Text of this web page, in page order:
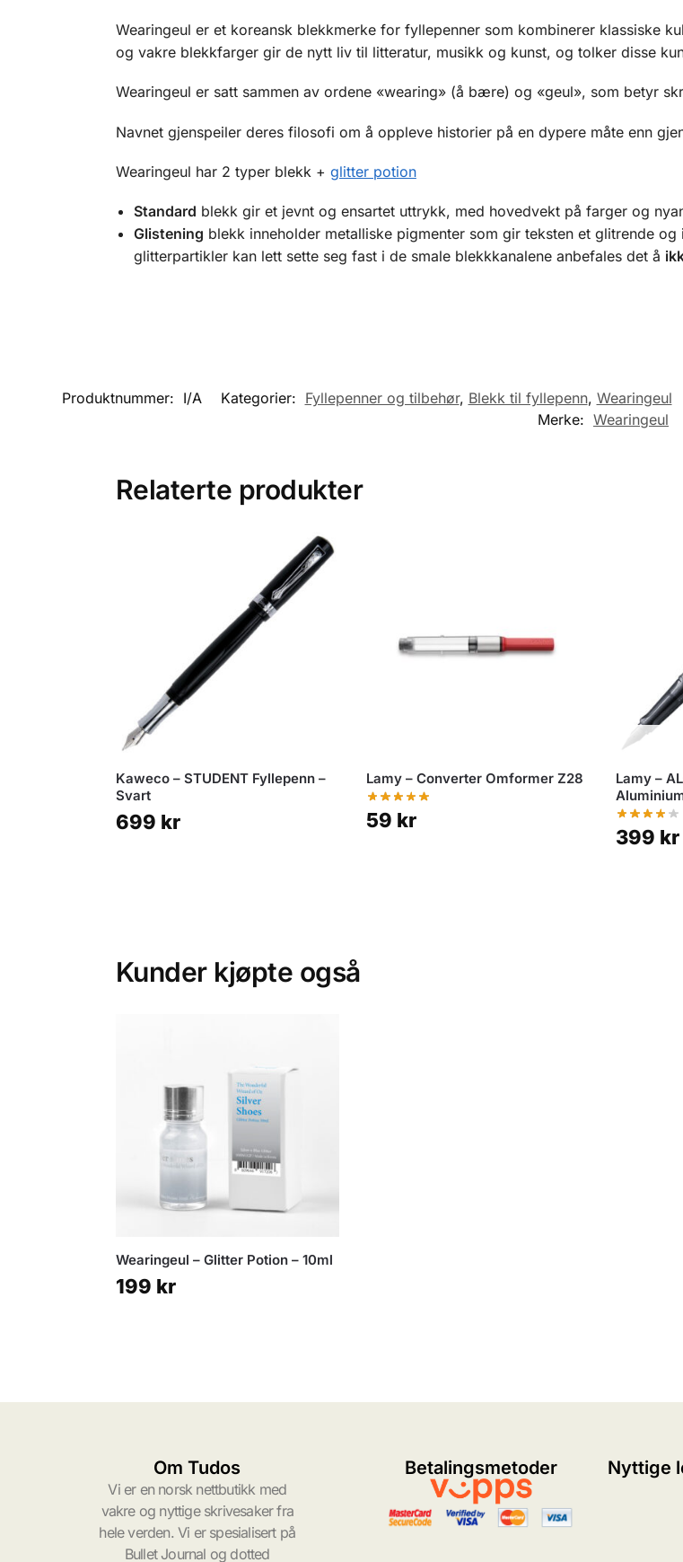
Wearingeul er et koreansk blekkmerke for fyllepenner som kombinerer klassiske
og vakre blekkfarger gir de nytt liv til litteratur, musikk og kunst, og tolker disse
Wearingeul er satt sammen av ordene «wearing» (å bære) og «geul», som betyr
Navnet gjenspeiler deres filosofi om å oppleve historier på en dypere måte enn
Wearingeul har 2 typer blekk + glitter potion
Standard blekk gir et jevnt og ensartet uttrykk, med hovedvekt på farger og
Glistening blekk inneholder metalliske pigmenter som gir teksten et glitrende
glitterpartikler kan lett sette seg fast i de smale blekkkanalene anbefales det å
Produktnummer: I/A Kategorier: Fyllepenner og tilbehør, Blekk til fyllepenn, Wearingeul
Merke: Wearingeul
Relaterte produkter
Kaweco – STUDENT Fyllepenn –
Svart
699 kr
Lamy – Converter Omformer Z28
59 kr
Lamy –
399 kr
Kunder kjøpte også
Wearingeul – Glitter Potion – 10ml
199 kr
Om Tudos
Vi er en norsk nettbutikk med
vakre og nyttige skrivesaker fra
hele verden. Vi er spesialisert på
Bullet Journal og dotted
Betalingsmetoder Nyttige